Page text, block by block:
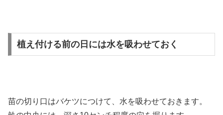
植え付ける前の日には水を吸わせておく
苗の切り口はバケツにつけて、水を吸わせておきます。